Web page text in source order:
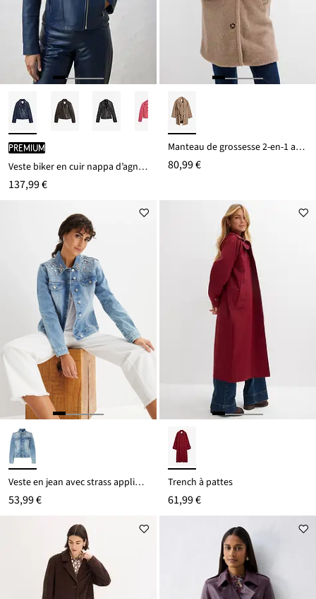
PREMIUM
Veste biker en cuir nappa d’agneau
137,99 €
Manteau de grossesse 2-en-1 avec fonction de portage
80,99 €
Veste en jean avec strass appliqués
53,99 €
Trench à pattes
61,99 €